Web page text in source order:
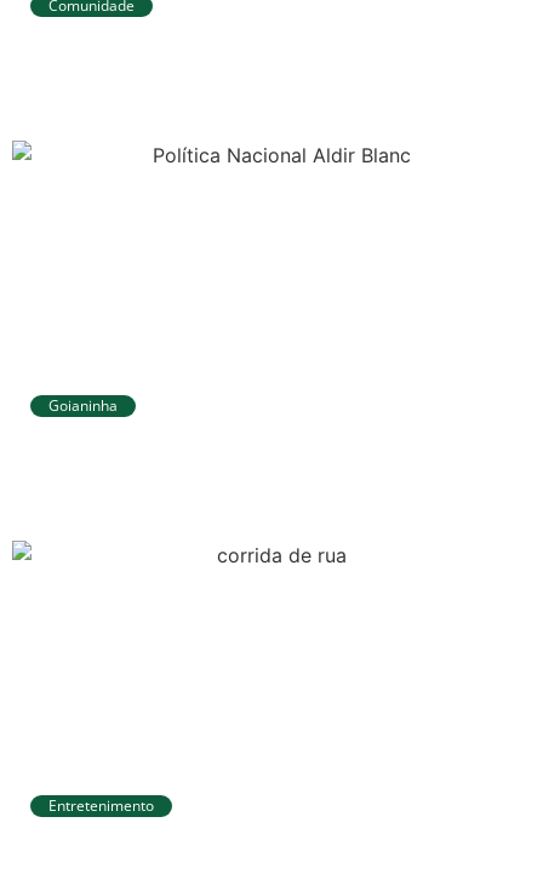
Comunidade
Goianinha
Entretenimento